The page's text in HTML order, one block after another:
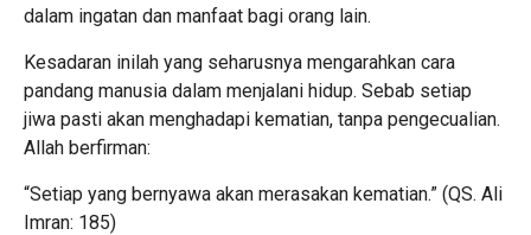
dalam ingatan dan manfaat bagi orang lain.
Kesadaran inilah yang seharusnya mengarahkan cara
pandang manusia dalam menjalani hidup. Sebab setiap
jiwa pasti akan menghadapi kematian, tanpa pengecualian.
Allah berfirman:
“Setiap yang bernyawa akan merasakan kematian.” (QS. Ali
Imran: 185)